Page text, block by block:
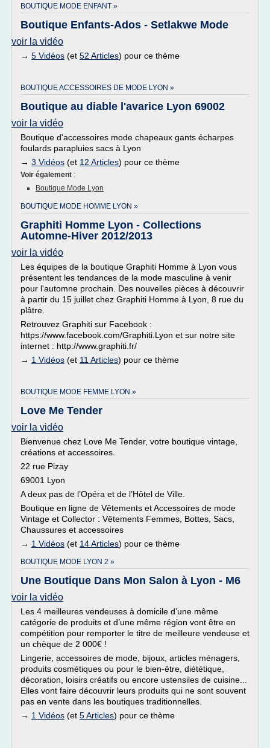
BOUTIQUE MODE ENFANT »
Boutique Enfants-Ados - Setlakwe Mode
voir la vidéo
→ 5 Vidéos (et 52 Articles) pour ce thème
BOUTIQUE ACCESSOIRES DE MODE LYON »
Boutique au diable l'avarice Lyon 69002
voir la vidéo
Boutique d'accessoires mode chapeaux gants écharpes
foulards parapluies sacs à Lyon
→ 3 Vidéos (et 12 Articles) pour ce thème
Voir également :
Boutique Mode Lyon
BOUTIQUE MODE HOMME LYON »
Graphiti Homme Lyon - Collections
Automne-Hiver 2012/2013
voir la vidéo
Les équipes de la boutique Graphiti Homme à Lyon vous
présentent les tendances de la mode masculine à venir
pour l'automne prochain. Des nouvelles pièces à découvrir
à partir du 15 juillet chez Graphiti Homme à Lyon, 8 rue du
plâtre.
Retrouvez Graphiti sur Facebook :
https://www.facebook.com/Graphiti.Lyon et sur notre site
internet : http://www.graphiti.fr/
→ 1 Vidéos (et 11 Articles) pour ce thème
BOUTIQUE MODE FEMME LYON »
Love Me Tender
voir la vidéo
Bienvenue chez Love Me Tender, votre boutique vintage,
créations et accessoires.
22 rue Pizay
69001 Lyon
A deux pas de l’Opéra et de l’Hôtel de Ville.
Boutique en ligne de Vêtements et Accessoires de mode
Vintage et Collector : Vêtements Femmes, Bottes, Sacs,
Chaussures et accessoires
→ 1 Vidéos (et 14 Articles) pour ce thème
BOUTIQUE MODE LYON 2 »
Une Boutique Dans Mon Salon à Lyon - M6
voir la vidéo
Les 4 meilleures vendeuses à domicile d’une même
catégorie de produits et d’une même région vont être en
compétition pour remporter le titre de meilleure vendeuse et
un chèque de 2 000€ !
Lingerie, accessoires de mode, bijoux, articles ménagers,
produits cosmétiques ou pour le bien-être, diététique,
décoration, loisirs créatifs ou encore ustensiles de cuisine...
Elles vont faire découvrir leurs produits qui ne sont souvent
pas en vente dans les boutiques traditionnelles.
→ 1 Vidéos (et 5 Articles) pour ce thème